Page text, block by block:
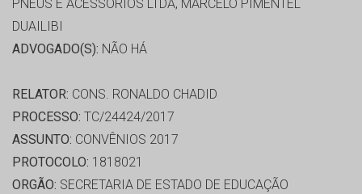
PNEUS E ACESSORIOS LTDA, MARCELO PIMENTEL
DUAILIBI
ADVOGADO(S): NÃO HÁ
RELATOR: CONS. RONALDO CHADID
PROCESSO: TC/24424/2017
ASSUNTO: CONVÊNIOS 2017
PROTOCOLO: 1818021
ORGÃO: SECRETARIA DE ESTADO DE EDUCAÇÃO